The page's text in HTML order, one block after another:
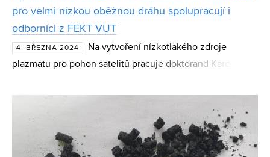
pro velmi nízkou oběžnou dráhu spolupracují i
odborníci z FEKT VUT
4. BŘEZNA 2024
Na vytvoření nízkotlakého zdroje
plazmatu pro pohon satelitů pracuje doktorand Karel Juřík
FEKT VUT. Projekt, na kterém se podílí i několik komerčn